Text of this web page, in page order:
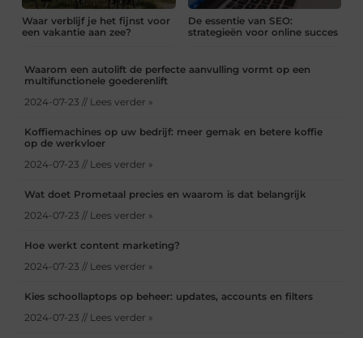
Waar verblijf je het fijnst voor
een vakantie aan zee?
De essentie van SEO:
strategieën voor online succes
Waarom een autolift de perfecte aanvulling vormt op een
multifunctionele goederenlift
2024-07-23 // Lees verder »
Koffiemachines op uw bedrijf: meer gemak en betere koffie
op de werkvloer
2024-07-23 // Lees verder »
Wat doet Prometaal precies en waarom is dat belangrijk
2024-07-23 // Lees verder »
Hoe werkt content marketing?
2024-07-23 // Lees verder »
Kies schoollaptops op beheer: updates, accounts en filters
2024-07-23 // Lees verder »